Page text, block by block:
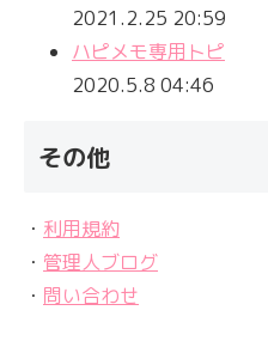
2021.2.25 20:59
ハピメモ専用トピ
2020.5.8 04:46
その他
・ 利用規約
・ 管理人ブログ
・ 問い合わせ